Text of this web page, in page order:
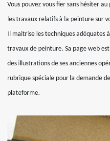
Vous pouvez vous fier sans hésiter
les travaux relatifs à la peinture sur
Il maitrise les techniques adéquates
travaux de peinture. Sa page web
des illustrations de ses anciennes
rubrique spéciale pour la demande
plateforme.